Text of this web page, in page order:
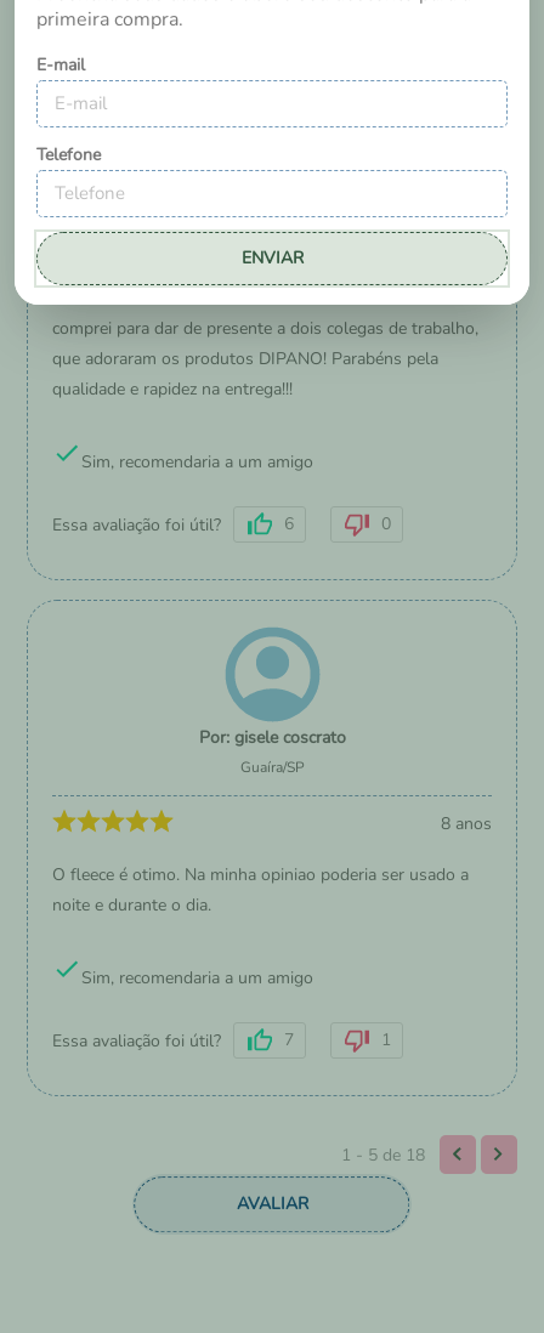
primeira compra.
E-mail
Telefone
ENVIAR
Vitória da Conquista/BA
7 anos
comprei para dar de presente a dois colegas de trabalho,
que adoraram os produtos DIPANO! Parabéns pela
qualidade e rapidez na entrega!!!
Sim, recomendaria a um amigo
Essa avaliação foi útil? 6 0
gisele coscrato
Guaíra/SP
8 anos
O fleece é otimo. Na minha opiniao poderia ser usado a
noite e durante o dia.
Sim, recomendaria a um amigo
Essa avaliação foi útil? 7 1
1 - 5 de 18